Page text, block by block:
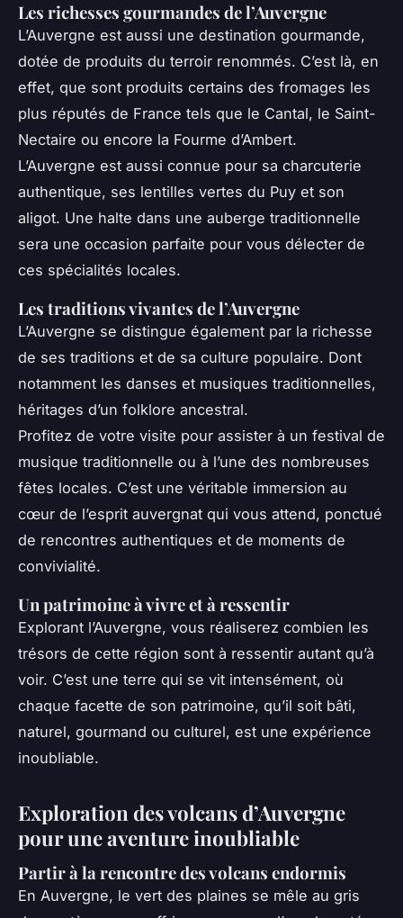
Les richesses gourmandes de l’Auvergne
L’Auvergne est aussi une destination gourmande,
dotée de produits du terroir renommés. C’est là, en
effet, que sont produits certains des fromages les
plus réputés de France tels que le Cantal, le Saint-
Nectaire ou encore la Fourme d’Ambert.
L’Auvergne est aussi connue pour sa charcuterie
authentique, ses lentilles vertes du Puy et son
aligot. Une halte dans une auberge traditionnelle
sera une occasion parfaite pour vous délecter de
ces spécialités locales.
Les traditions vivantes de l’Auvergne
L’Auvergne se distingue également par la richesse
de ses traditions et de sa culture populaire. Dont
notamment les danses et musiques traditionnelles,
héritages d’un folklore ancestral.
Profitez de votre visite pour assister à un festival de
musique traditionnelle ou à l’une des nombreuses
fêtes locales. C’est une véritable immersion au
cœur de l’esprit auvergnat qui vous attend, ponctué
de rencontres authentiques et de moments de
convivialité.
Un patrimoine à vivre et à ressentir
Explorant l’Auvergne, vous réaliserez combien les
trésors de cette région sont à ressentir autant qu’à
voir. C’est une terre qui se vit intensément, où
chaque facette de son patrimoine, qu’il soit bâti,
naturel, gourmand ou culturel, est une expérience
inoubliable.
Exploration des volcans d’Auvergne
pour une aventure inoubliable
Partir à la rencontre des volcans endormis
En Auvergne, le vert des plaines se mêle au gris